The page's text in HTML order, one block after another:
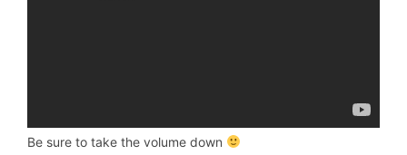
Be sure to take the volume down